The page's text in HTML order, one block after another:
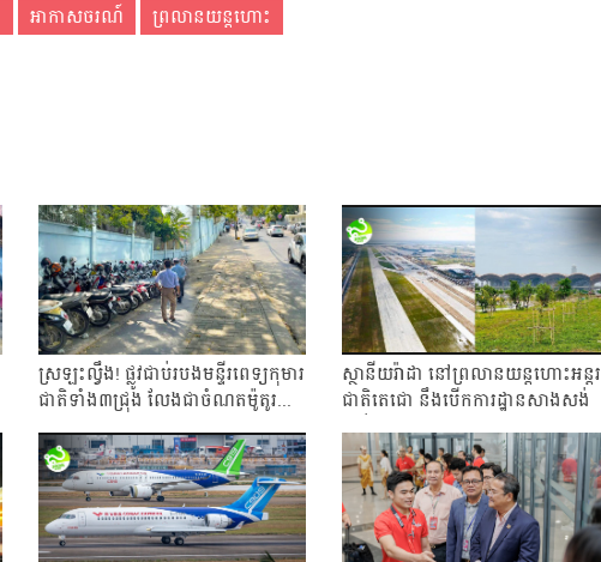
អាកាសចរណ៍ ព្រលានយន្តហោះ
ស្រឡះល្វឹង! ផ្លូវជាប់របងមន្ទីរពេទ្យកុមារ
ជាតិទាំង៣ជ្រុង លែងជាចំណតម៉ូតូរ...
ស្ថានីយរ៉ាដា នៅព្រលានយន្តហោះអន្តរ
ជាតិតេជោ នឹងបើកការដ្ឋានសាងសង់